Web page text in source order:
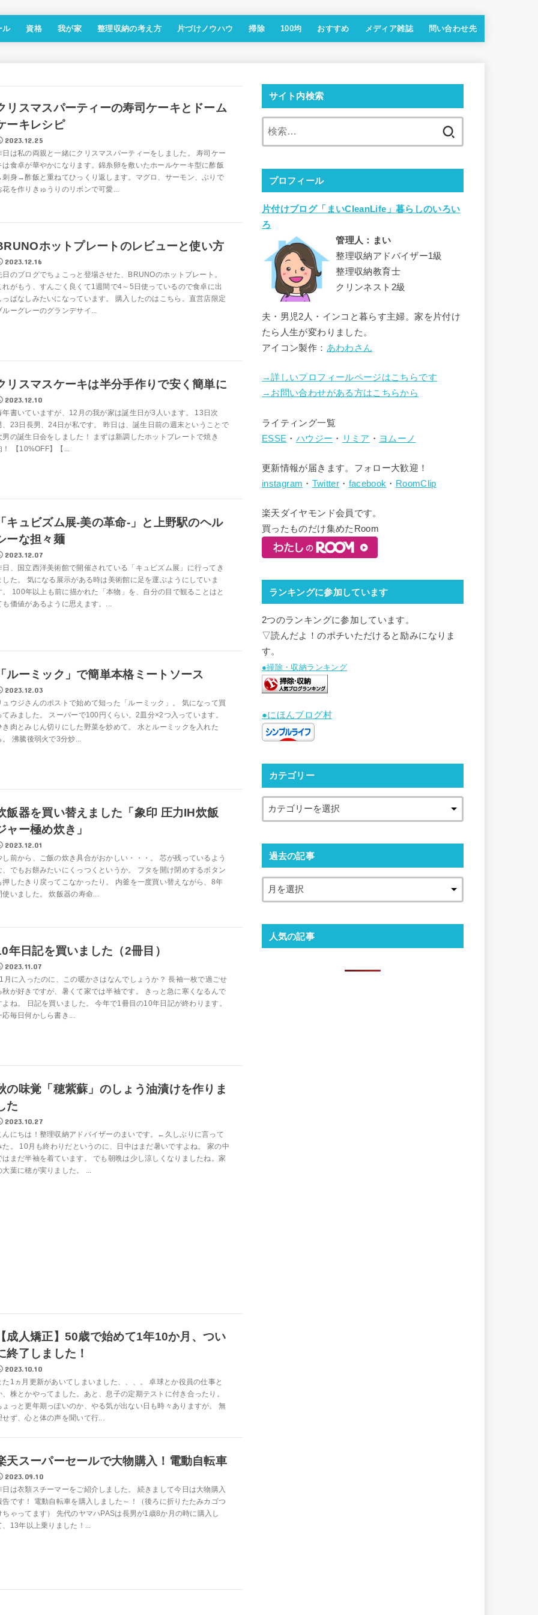
ル 資格 我が家 整理収納の考え方 片づけノウハウ 掃除 100均 おすすめ メディア雑誌 問い合わせ先
リスマスパーティーの寿司ケーキとドーム
ーキレシピ
2023.12.25
日は私の両親と一緒にクリスマスパーティーをしました。 寿司ケー
は食卓が華やかになります。錦糸卵を敷いたホールケーキ型に酢飯
身→酢飯と重ねてひっくり返します。マグロ、サーモン、ぶりで
花を作りきゅうりのリボンで可愛...
ホットプレートのレビューと使い方
2023.12.16
日のブログでちょこっと登場させた、BRUNOのホットプレート。
れがもう、すんごく良くて1週間で4～5日使っているので食卓に出
っぱなしみたいになっています。 購入したのはこちら。直営店限定
ルーグレーのグランデサイ...
リスマスケーキは半分手作りで安く簡単に
2023.12.10
年書いていますが、12月の我が家は誕生日が3人います。 13日次
、23日長男、24日が私です。 昨日は、誕生日前の週末ということで
男の誕生日会をしました！ まずは新調したホットプレートで焼き
！ 【10%OFF】【...
キュビズム展-美の革命-」と上野駅のヘル
ーな担々麺
2023.12.07
日、国立西洋美術館で開催されている「キュビズム展」に行ってき
した。 気になる展示がある時は美術館に足を運ぶようにしていま
。 100年以上も前に描かれた「本物」を、自分の目で観ることはと
も価値があるように思えます。...
ルーミック」で簡単本格ミートソース
2023.12.03
ュウジさんのポストで始めて知った「ルーミック」。 気になって買
てみました。 スーパーで100円くらい。2皿分×2つ入っています。
き肉とみじん切りにした野菜を炒めて。 水とルーミックを入れた
。 沸騰後弱火で3分炒...
飯器を買い替えました「象印 圧力IH炊飯
ャー極め炊き」
2023.12.01
し前から、ご飯の炊き具合がおかしい・・・。 芯が残っているよう
、でもお餅みたいにくっつくというか。 フタを開け閉めするボタン
押したきり戻ってこなかったり。 内釜を一度買い替えながら、8年
使いました。 炊飯器の寿命...
年日記を買いました（2冊目）
2023.11.07
月に入ったのに、この暖かさはなんでしょうか？ 長袖一枚で過ごせ
秋が好きですが、暑くて家では半袖です。 きっと急に寒くなるんで
よね。 日記を買いました。 今年で1冊目の10年日記が終わります。
応毎日何かしら書き...
の味覚「穂紫蘇」のしょう油漬けを作りま
た
2023.10.27
んにちは！整理収納アドバイザーのまいです。←久しぶりに言って
た。 10月も終わりだというのに、日中はまだ暑いですよね。 家の中
はまだ半袖を着ています。 でも朝晩は少し涼しくなりましたね。家
大葉に穂が実りました。 ...
成人矯正】50歳で始めて1年10か月、つい
終了しました！
2023.10.10
た1ヵ月更新があいてしまいました、、、。 卓球とか役員の仕事と
、株とかやってました。あと、息子の定期テストに付き合ったり。
ょっと更年期っぽいのか、やる気が出ない日も時々ありますが。 無
せず、心と体の声を聞いて行...
天スーパーセールで大物購入！電動自転車
2023.09.10
日は衣類スチーマーをご紹介しました。 続きまして今日は大物購入
告です！ 電動自転車を購入しました～！（後ろに折りたたみカゴつ
ちゃってます） 先代のヤマハPASは長男が1歳8か月の時に購入し
、13年以上乗りました！...
サイト内検索
プロフィール
片付けブログ「まいCleanLife」暮らしのいろい
ろ
管理人：まい
整理収納アドバイザー1級
整理収納教育士
クリンネスト2級
夫・男児2人・インコと暮らす主婦。家を片付け
たら人生が変わりました。
アイコン製作： あわわさん
→詳しいプロフィールページはこちらです
→お問い合わせがある方はこちらから
ライティング一覧
ESSE ・ ハウジー ・ リミア ・ ヨムーノ
更新情報が届きます。フォロー大歓迎！
instagram ・ Twitter ・ facebook ・ RoomClip
楽天ダイヤモンド会員です。
買ったものだけ集めたRoom
ランキングに参加しています
2つのランキングに参加しています。
▽読んだよ！のポチいただけると励みになりま
す。
●掃除・収納ランキング
●にほんブログ村
カテゴリー
過去の記事
人気の記事